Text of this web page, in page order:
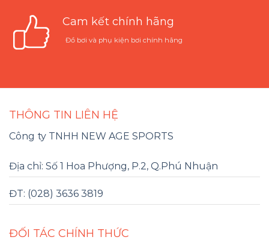
Cam kết chính hãng
Đồ bơi và phụ kiện bơi chính hãng
THÔNG TIN LIÊN HỆ
Công ty TNHH NEW AGE SPORTS
Địa chỉ: Số 1 Hoa Phượng, P.2, Q.Phú Nhuận
ĐT: (028) 3636 3819
ĐỐI TÁC CHÍNH THỨC